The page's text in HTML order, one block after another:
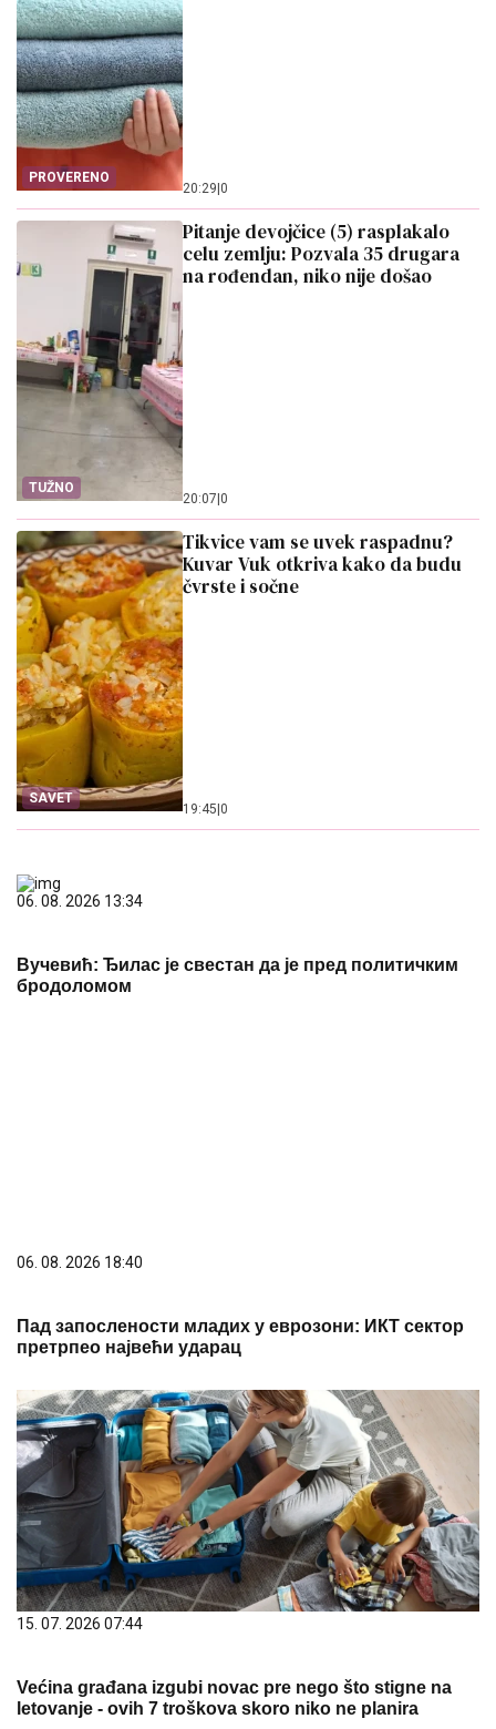
PROVERENO
20:29 0
TUŽNO
Pitanje devojčice (5) rasplakalo
celu zemlju: Pozvala 35 drugara
na rođendan, niko nije došao
20:07 0
SAVET
Tikvice vam se uvek raspadnu?
Kuvar Vuk otkriva kako da budu
čvrste i sočne
19:45 0
06. 08. 2026 13:34
Вучевић: Ђилас је свестан да је пред политичким
бродоломом
06. 08. 2026 18:40
Пад запослености младих у еврозони: ИКТ сектор
претрпео највећи ударац
15. 07. 2026 07:44
Većina građana izgubi novac pre nego što stigne na
letovanje - ovih 7 troškova skoro niko ne planira